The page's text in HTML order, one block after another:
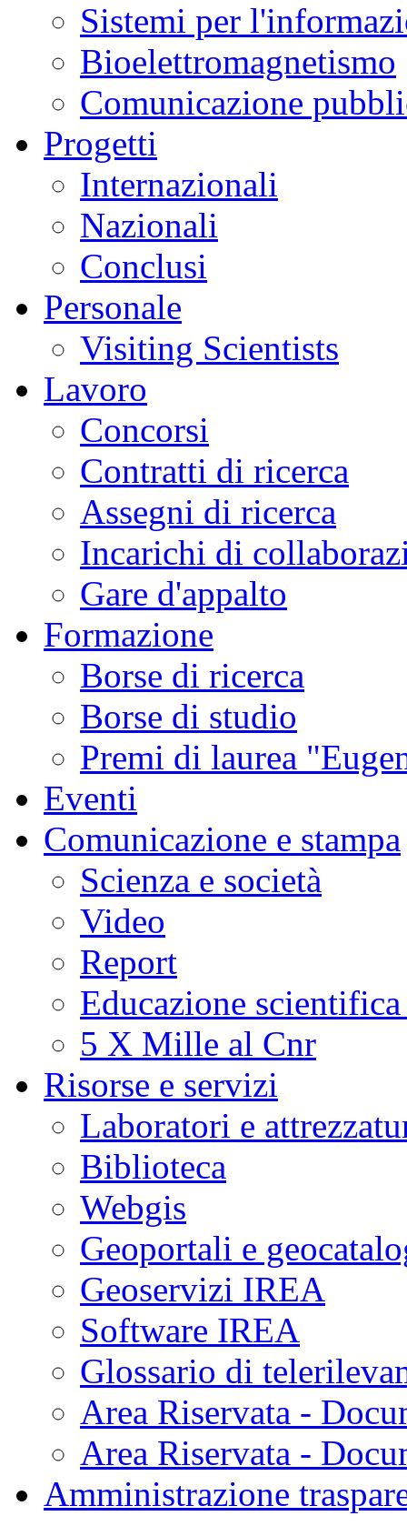
Sistemi per
Bioelettromagnetismo
Comunicazione
Progetti
Internazionali
Nazionali
Conclusi
Personale
Visiting Scientists
Lavoro
Concorsi
Contratti di ricerca
Assegni di ricerca
Incarichi di
Gare d'appalto
Formazione
Borse di ricerca
Borse di studio
Premi di laurea
Eventi
Comunicazione e stampa
Scienza e società
Video
Report
Educazione
5 X Mille al Cnr
Risorse e servizi
Laboratori e
Biblioteca
Webgis
Geoportali e
Geoservizi IREA
Software IREA
Glossario di
Area Riservata -
Area Riservata -
Amministrazione